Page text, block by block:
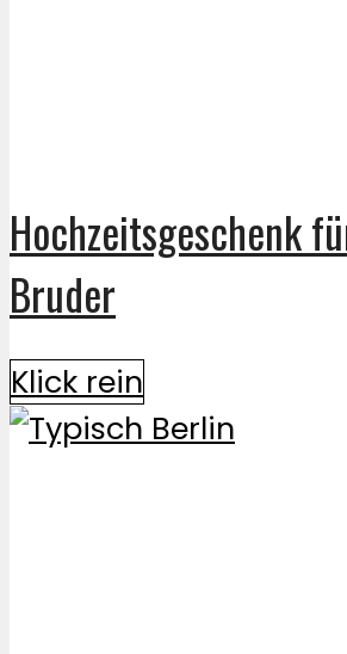
Hochzeitsgeschenk
Bruder
Klick rein